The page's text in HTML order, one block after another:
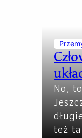
No,
też